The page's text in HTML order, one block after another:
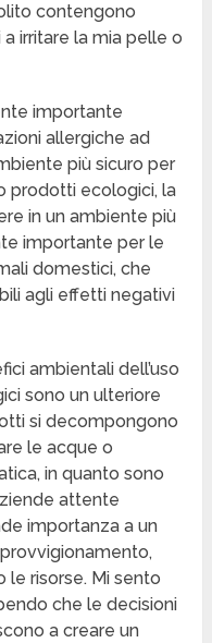
contengono
irritare la mia pelle o
importante
allergiche ad
più sicuro per
prodotti ecologici, la
in un ambiente più
importante per le
domestici, che
agli effetti negativi
ambientali dell’uso
sono un ulteriore
si decompongono
le acque o
in quanto sono
attente
importanza a un
le risorse. Mi sento
che le decisioni
a creare un